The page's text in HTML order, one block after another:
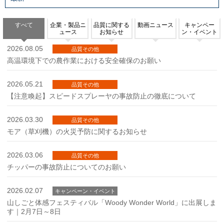
すべて
企業・製品ニ
ュース
品質に関する
お知らせ
動画ニュース
キャンペー
ン・イベント
2026.08.05 品質その他
高温環境下での農作業における安全確保のお願い
2026.05.21 品質その他
【注意喚起】スピードスプレーヤの事故防止の徹底について
2026.03.30 品質その他
モア（草刈機）の火災予防に関するお知らせ
2026.03.06 品質その他
チッパーの事故防止についてのお願い
2026.02.07 キャンペーン・イベント
山しごと体感フェスティバル「Woody Wonder World」に出展しま
す｜2月7日～8日